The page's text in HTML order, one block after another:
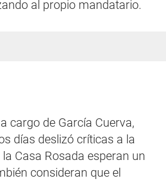
al propio mandatario.
cargo de García Cuerva,
días deslizó críticas a la
Casa Rosada esperan un
consideran que el